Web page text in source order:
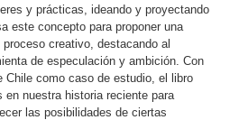
y prácticas, ideando y proyectando
este concepto para proponer una
creativo, destacando al
de especulación y ambición. Con
Chile como caso de estudio, el libro
nuestra historia reciente para
las posibilidades de ciertas